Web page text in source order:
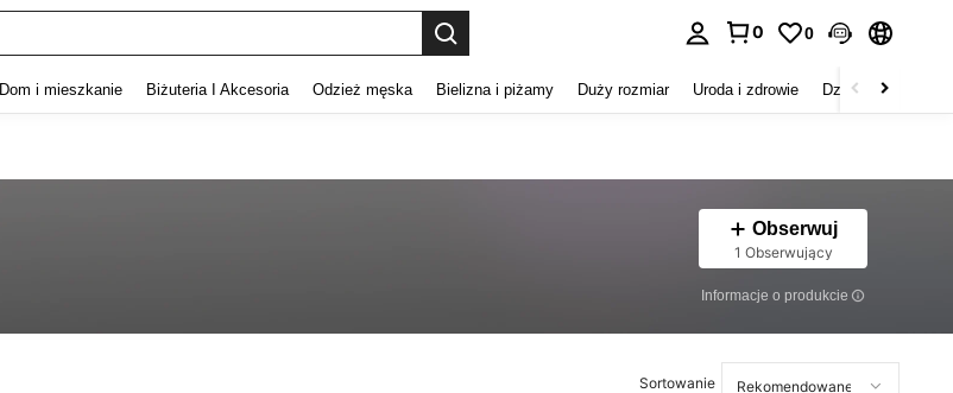
0 0
Dom i mieszkanie Biżuteria I Akcesoria Odzież męska Bielizna i piżamy Duży rozmiar Uroda i zdrowie Dzieci
Obserwuj
1 Obserwujący
Informacje o produkcie
Sortowanie